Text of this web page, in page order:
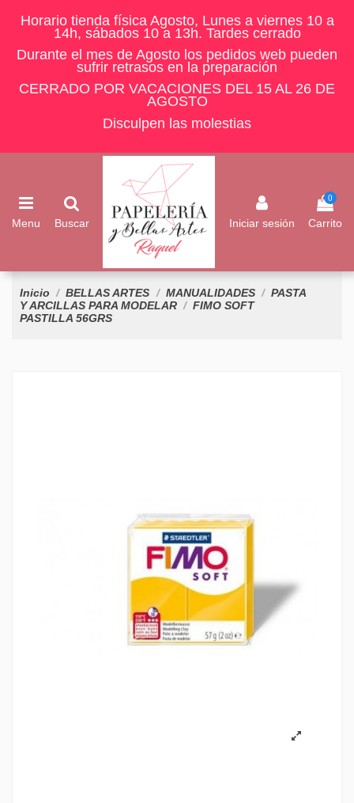
Horario tienda física Agosto, Lunes a viernes 10 a
14h, sábados 10 a 13h. Tardes cerrado
Durante el mes de Agosto los pedidos web pueden
sufrir retrasos en la preparación
CERRADO POR VACACIONES DEL 15 AL 26 DE
AGOSTO
Disculpen las molestias
Menu Buscar Iniciar sesión
0
Carrito
Inicio BELLAS ARTES MANUALIDADES
PASTA
Y ARCILLAS PARA MODELAR
FIMO SOFT
PASTILLA 56GRS